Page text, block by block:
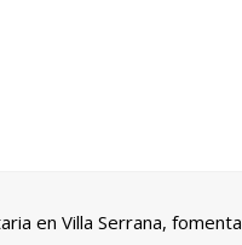
en Villa Serrana,